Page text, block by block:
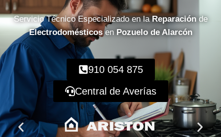
Servicio Técnico Especializado en laReparaciónde
Electrodomésticosen Pozuelo de Alarcón
910 054 875
Central de Averías